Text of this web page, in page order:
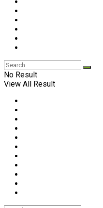
No Result
View All Result